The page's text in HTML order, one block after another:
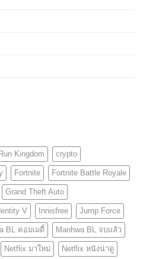
Kingdom crypto
Fortnite Fortnite Battle Royale
Grand Theft Auto
V Innisfree Jump Force
BL คอมเมดี้ Manhwa BL จบแล้ว
Netflix มาใหม่ Netflix หนังน่าดู